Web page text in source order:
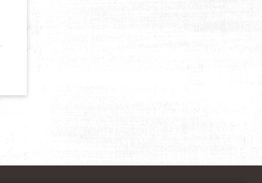
BON LOGO POUR SA ENTREPRISE ?